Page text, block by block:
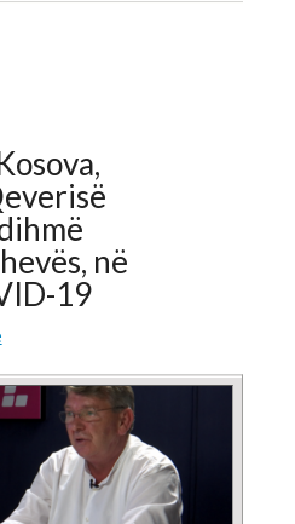
së Kosovës
për medie në lidhje
shëndetësorë në
Online.